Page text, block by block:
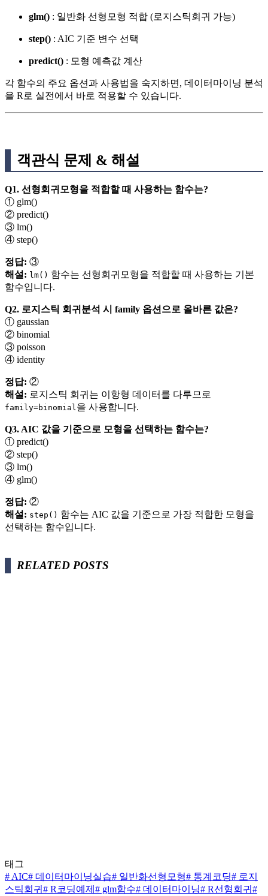
glm() : 일반화 선형모형 적합 (로지스틱회귀 가능)
step() : AIC 기준 변수 선택
predict() : 모형 예측값 계산
각 함수의 주요 옵션과 사용법을 숙지하면, 데이터마이닝 분석
을 R로 실전에서 바로 적용할 수 있습니다.
객관식 문제 & 해설
Q1. 선형회귀모형을 적합할 때 사용하는 함수는?
① glm()
② predict()
③ lm()
④ step()
정답: ③
해설: lm() 함수는 선형회귀모형을 적합할 때 사용하는 기본
함수입니다.
Q2. 로지스틱 회귀분석 시 family 옵션으로 올바른 값은?
① gaussian
② binomial
③ poisson
④ identity
정답: ②
해설: 로지스틱 회귀는 이항형 데이터를 다루므로
family=binomial을 사용합니다.
Q3. AIC 값을 기준으로 모형을 선택하는 함수는?
① predict()
② step()
③ lm()
④ glm()
정답: ②
해설: step() 함수는 AIC 값을 기준으로 가장 적합한 모형을
선택하는 함수입니다.
RELATED POSTS
태그
# AIC# 데이터마이닝실습# 일반화선형모형# 통계코딩# 로지
스틱회귀 # R코딩예제 # glm함수# 데이터마이닝# R선형회귀 #